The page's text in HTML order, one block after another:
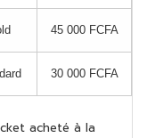
45 000 FCFA
30 000 FCFA
acheté à la